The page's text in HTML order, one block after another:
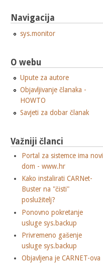
Navigacija
sys.monitor
O webu
Upute za autore
Objavljivanje članaka -
HOWTO
Savjeti za dobar članak
Važniji članci
Portal za sistemce ima novi
dom - www.hr
Kako instalirati CARNet-
Buster na "čisti"
poslužitelj?
Ponovno pokretanje
usluge sys.backup
Privremeno gašenje
usluge sys.backup
Objavljena je CARNET-ova